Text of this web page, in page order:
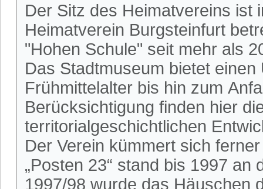
Der Sitz des Heimatvereins ist
Heimatverein Burgsteinfurt
"Hohen Schule" seit mehr als
Das Stadtmuseum bietet
Frühmittelalter bis hin zum
Berücksichtigung finden hier
territorialgeschichtlichen
Der Verein kümmert sich
„Posten 23“ stand bis 1997
1997/98 wurde das Häuschen